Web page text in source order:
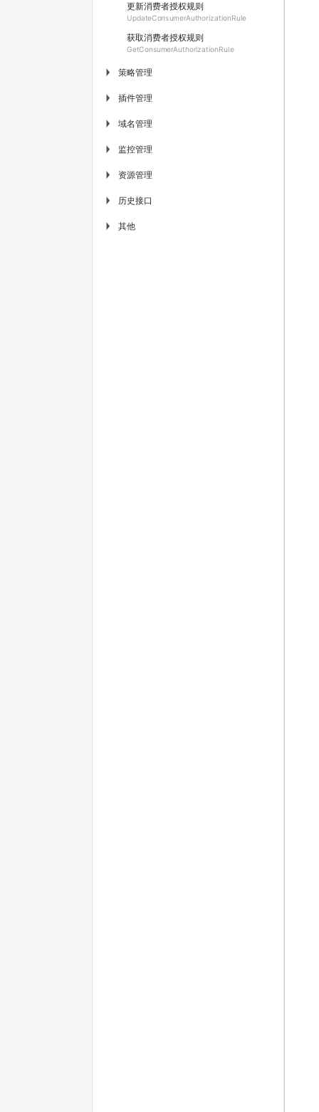
更新消费者授权规则
UpdateConsumerAuthorizationRule
获取消费者授权规则
GetConsumerAuthorizationRule
▶ 策略管理
▶ 插件管理
▶ 域名管理
▶ 监控管理
▶ 资源管理
▶ 历史接口
▶ 其他